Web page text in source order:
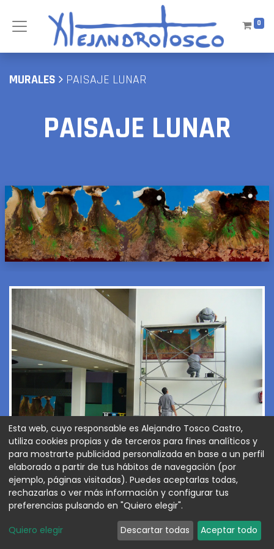
0
MURALES PAISAJE LUNAR
PAISAJE LUNAR
Esta web, cuyo responsable es Alejandro Tosco Castro,
utiliza cookies propias y de terceros para fines analíticos y
para mostrarte publicidad personalizada en base a un perfil
elaborado a partir de tus hábitos de navegación (por
ejemplo, páginas visitadas). Puedes aceptarlas todas,
rechazarlas o ver más información y configurar tus
preferencias pulsando en "Quiero elegir".
Quiero elegir Descartar todas Aceptar todo